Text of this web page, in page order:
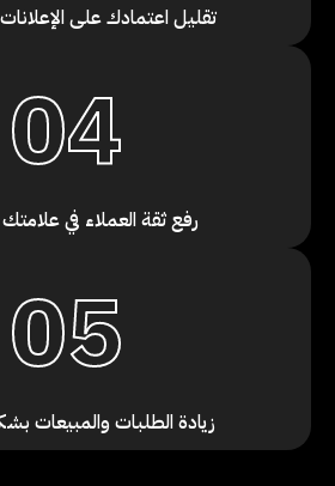
تقليل اعتمادك على
04
رفع ثقة العملاء في علامتك
05
زيادة الطلبات والمبيعات